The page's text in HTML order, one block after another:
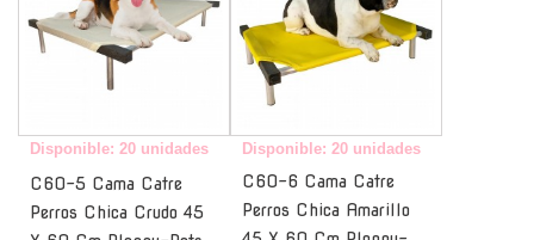
Disponible: 20 unidades
C60-5 Cama Catre
Perros Chica Crudo 45
Disponible: 20 unidades
C60-6 Cama Catre
Perros Chica Amarillo